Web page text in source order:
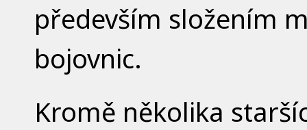
především složením
bojovnic.
Kromě několika